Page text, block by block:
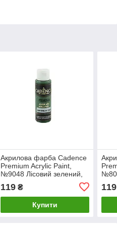
Акрилова фарба Cadence
Premium Acrylic Paint,
№9048 Лісовий зелений,
119₴
Купити
119